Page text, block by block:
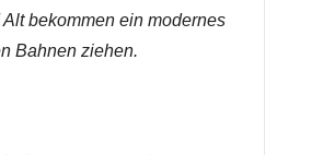
bekommen ein modernes
Bahnen ziehen.